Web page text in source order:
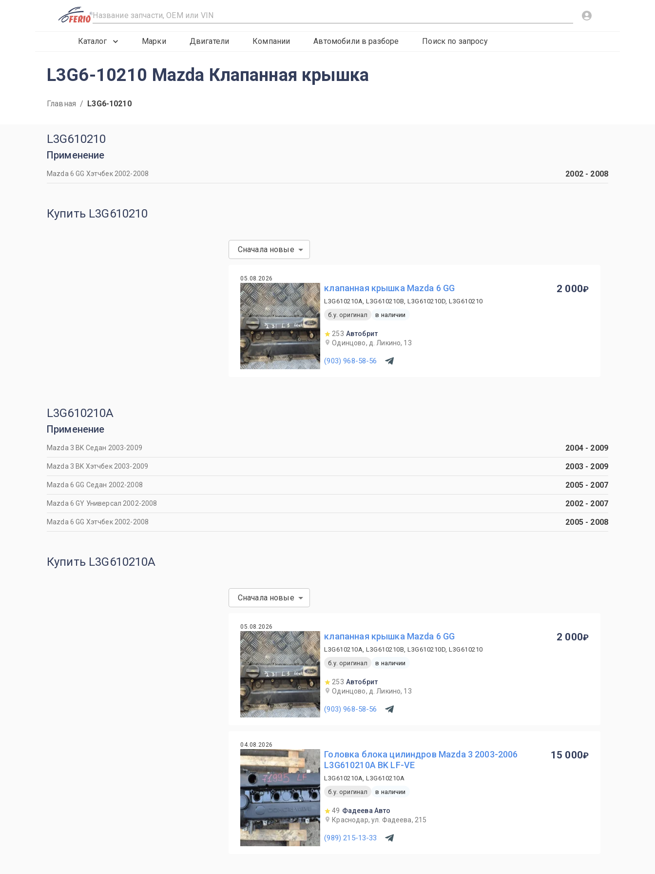
R
Каталог Марки Двигатели Компании Автомобили в разборе Поиск по запросу
L3G6-10210 Mazda Клапанная крышка
Главная / L3G6-10210
L3G610210
Применение
Mazda 6 GG Хэтчбек 2002-2008 2002- 2008
Купить L3G610210
Сначала новые
05.08.2026
клапанная крышка Mazda 6 GG
L3G610210A, L3G610210B, L3G610210D, L3G610210
б.у. оригинал
в наличии
253 Автобрит
Одинцово, д. Ликино, 13
(903) 968-58-56
2 000
L3G610210A
Применение
Mazda 3 BK Седан 2003-2009 2004- 2009
Mazda 3 BK Хэтчбек 2003-2009 2003- 2009
Mazda 6 GG Седан 2002-2008 2005- 2007
Mazda 6 GY Универсал 2002-2008 2002- 2007
Mazda 6 GG Хэтчбек 2002-2008 2005- 2008
Купить L3G610210A
Сначала новые
05.08.2026
клапанная крышка Mazda 6 GG
L3G610210A, L3G610210B, L3G610210D, L3G610210
б.у. оригинал
в наличии
253 Автобрит
Одинцово, д. Ликино, 13
(903) 968-58-56
2 000
04.08.2026
Головка блока цилиндров Mazda 3 2003-2006
L3G610210A BK LF-VE
L3G610210A, L3G610210A
б.у. оригинал
в наличии
49 Фадеева Авто
Краснодар, ул. Фадеева, 215
(989) 215-13-33
15 000